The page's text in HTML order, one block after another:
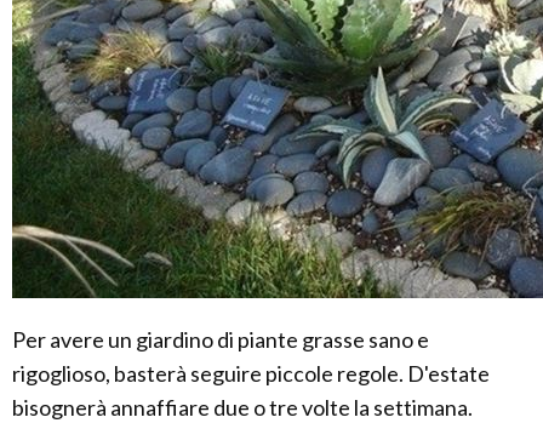
Per avere un giardino di piante grasse sano e
rigoglioso, basterà seguire piccole regole. D'estate
bisognerà annaffiare due o tre volte la settimana.